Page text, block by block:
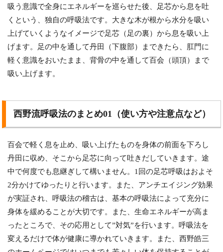
吸う意識で全身にエネルギーを巡らせた後、足芯から息を吐
くという、独自の呼吸法です。大きな木が根から水分を吸い
上げていくようなイメージで足芯（足の裏）から息を吸い上
げます。足の中を通して丹田（下腹部）まできたら、肛門に
軽く意識をおいたまま、背骨の中を通して百会（頭頂）まで
吸い上げます。
西野流呼吸法のまとめ01（使い方や注意点など）
百会で軽く息を止め、吸い上げたものを身体の前面を下ろし
丹田に収め、そこから足芯に向って吐きだしていきます。途
中で何度でも息継ぎして構いません。1回の足芯呼吸はおよそ
2分かけてゆったりと行います。また、アンチエイジング効果
が実証され、呼吸法の稽古は、基本の呼吸法によって充分に
身体を緩めることが大切です。また、生命エネルギーが高ま
ったところで、その応用として”対気”を行います。呼吸法を
変えるだけで体が健康に導かれていきます。また、西野皓三